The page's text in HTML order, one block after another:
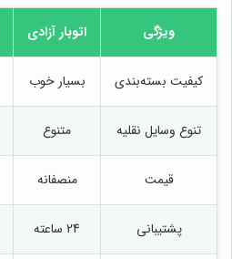
ویژگی اتوبار آزادی
کیفیت بسته‌بندی بسیار خوب
تنوع وسایل نقلیه متنوع
قیمت منصفانه
پشتیبانی 24 ساعته